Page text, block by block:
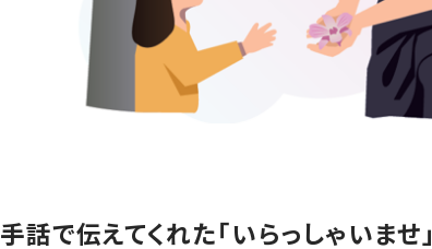
手話で伝えてくれた「いらっしゃいませ」